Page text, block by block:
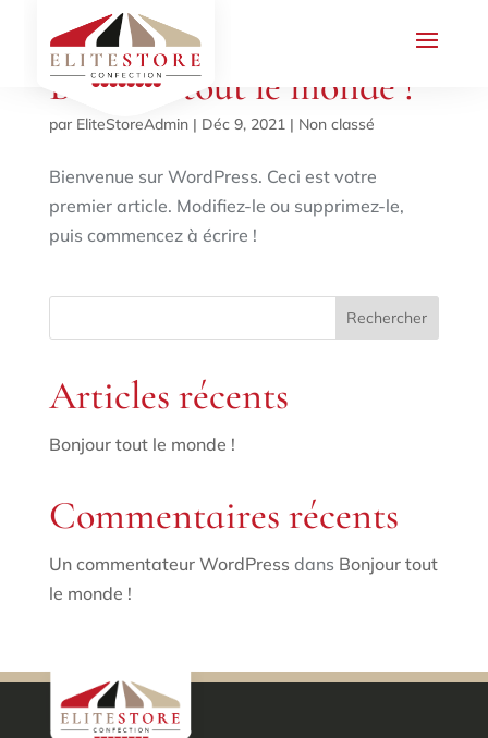
Bonjour tout le monde !
par EliteStoreAdmin| Déc 9, 2021| Non classé
Bienvenue sur WordPress. Ceci est votre
premier article. Modifiez-le ou supprimez-le,
puis commencez à écrire !
Articles récents
Bonjour tout le monde !
Commentaires récents
Un commentateur WordPress dans Bonjour tout
le monde !